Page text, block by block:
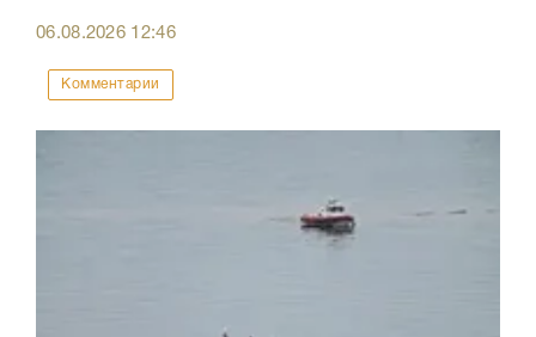
06.08.2026 12:46
Комментарии